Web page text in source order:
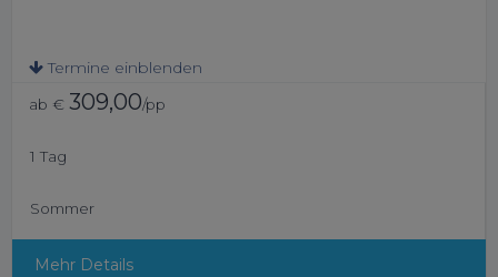
Termine einblenden
ab € 309,00/pp
1 Tag
Sommer
Mehr Details